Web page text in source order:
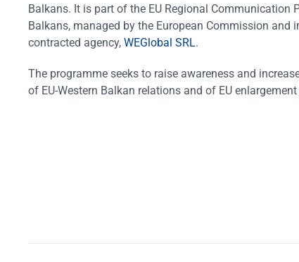
Balkans. It is part of the EU Regional Communication
Balkans, managed by the European Commission and
contracted agency, WEGlobal SRL.
The programme seeks to raise awareness and
of EU-Western Balkan relations and of EU